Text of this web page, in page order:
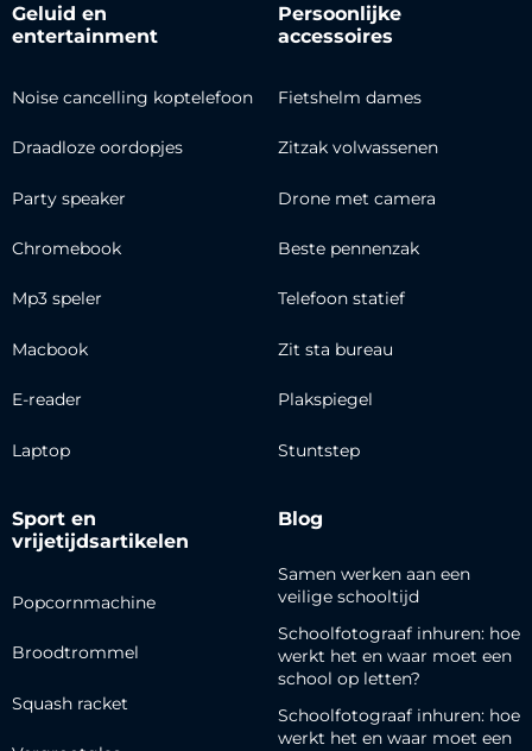
Geluid en
entertainment
Noise cancelling koptelefoon
Draadloze oordopjes
Party speaker
Chromebook
Mp3 speler
Macbook
E-reader
Laptop
Persoonlijke
accessoires
Fietshelm dames
Zitzak volwassenen
Drone met camera
Beste pennenzak
Telefoon statief
Zit sta bureau
Plakspiegel
Stuntstep
Sport en
vrijetijdsartikelen
Popcornmachine
Broodtrommel
Squash racket
Blog
Samen werken aan een
veilige schooltijd
Schoolfotograaf inhuren: hoe
werkt het en waar moet een
school op letten?
Schoolfotograaf inhuren: hoe
werkt het en waar moet een